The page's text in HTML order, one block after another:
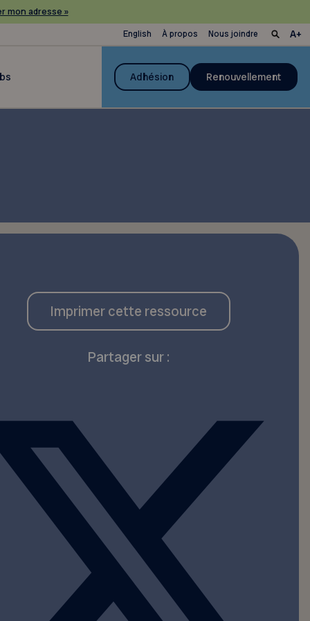
mon adresse »
English À propos Nous joindre
Adhésion Renouvellement
Imprimer cette ressource
Partager sur :